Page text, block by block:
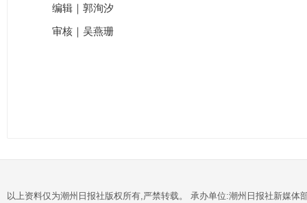
编辑｜郭洵汐
审核｜吴燕珊
以上资料仅为潮州日报社版权所有,严禁转载。 承办单位:潮州日报社新媒体